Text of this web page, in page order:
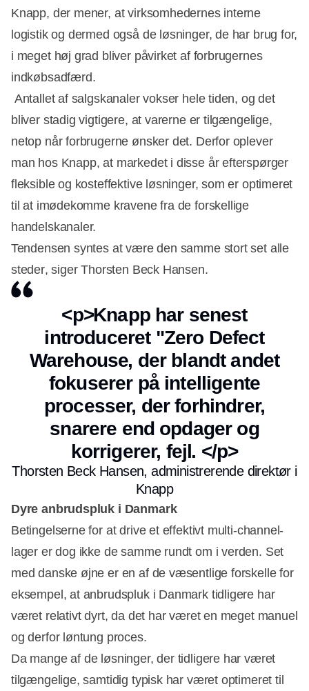
Knapp, der mener, at virksomhedernes interne
logistik og dermed også de løsninger, de har brug for,
i meget høj grad bliver påvirket af forbrugernes
indkøbsadfærd.
Antallet af salgskanaler vokser hele tiden, og det
bliver stadig vigtigere, at varerne er tilgængelige,
netop når forbrugerne ønsker det. Derfor oplever
man hos Knapp, at markedet i disse år efterspørger
fleksible og kosteffektive løsninger, som er optimeret
til at imødekomme kravene fra de forskellige
handelskanaler.
Tendensen syntes at være den samme stort set alle
steder, siger Thorsten Beck Hansen.
<p>Knapp har senest
introduceret "Zero Defect
Warehouse, der blandt andet
fokuserer på intelligente
processer, der forhindrer,
snarere end opdager og
korrigerer, fejl. </p>
Thorsten Beck Hansen, administrerende direktør i
Knapp
Dyre anbrudspluk i Danmark
Betingelserne for at drive et effektivt multi-channel-
lager er dog ikke de samme rundt om i verden. Set
med danske øjne er en af de væsentlige forskelle for
eksempel, at anbrudspluk i Danmark tidligere har
været relativt dyrt, da det har været en meget manuel
og derfor løntung proces.
Da mange af de løsninger, der tidligere har været
tilgængelige, samtidig typisk har været optimeret til